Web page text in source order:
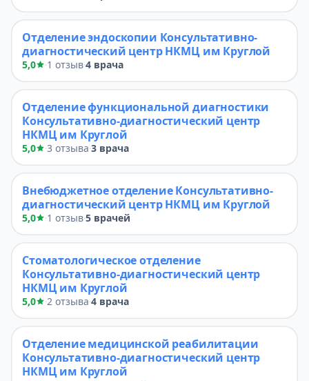
Отделение эндоскопии Консультативно-
диагностический центр НКМЦ им Круглой
5,0 ·1 отзыв·4 врача
Отделение функциональной диагностики
Консультативно-диагностический центр
НКМЦ им Круглой
5,0 ·3 отзыва·3 врача
Внебюджетное отделение Консультативно-
диагностический центр НКМЦ им Круглой
5,0 ·1 отзыв·5 врачей
Стоматологическое отделение
Консультативно-диагностический центр
НКМЦ им Круглой
5,0 ·2 отзыва·4 врача
Отделение медицинской реабилитации
Консультативно-диагностический центр
НКМЦ им Круглой